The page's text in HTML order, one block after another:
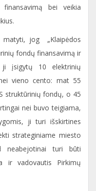
bei veikia
matyti, jog „Klaipėdos
fondų finansavimą ir
ji įsigytų 10 elektrinių
vieno cento: mat 55
struktūrinių fondų, o 45
nei buvo teigiama,
ji turi išskirtines
strateginiame miesto
neabejotinai turi būti
ir vadovautis Pirkimų